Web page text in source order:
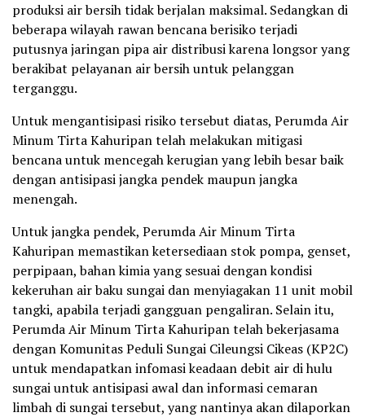
produksi air bersih tidak berjalan maksimal. Sedangkan di
beberapa wilayah rawan bencana berisiko terjadi
putusnya jaringan pipa air distribusi karena longsor yang
berakibat pelayanan air bersih untuk pelanggan
terganggu.
Untuk mengantisipasi risiko tersebut diatas, Perumda Air
Minum Tirta Kahuripan telah melakukan mitigasi
bencana untuk mencegah kerugian yang lebih besar baik
dengan antisipasi jangka pendek maupun jangka
menengah.
Untuk jangka pendek, Perumda Air Minum Tirta
Kahuripan memastikan ketersediaan stok pompa, genset,
perpipaan, bahan kimia yang sesuai dengan kondisi
kekeruhan air baku sungai dan menyiagakan 11 unit mobil
tangki, apabila terjadi gangguan pengaliran. Selain itu,
Perumda Air Minum Tirta Kahuripan telah bekerjasama
dengan Komunitas Peduli Sungai Cileungsi Cikeas (KP2C)
untuk mendapatkan infomasi keadaan debit air di hulu
sungai untuk antisipasi awal dan informasi cemaran
limbah di sungai tersebut, yang nantinya akan dilaporkan